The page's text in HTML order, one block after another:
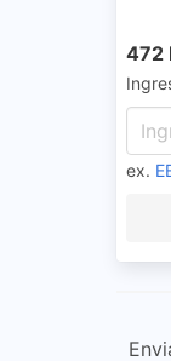
472
ex.